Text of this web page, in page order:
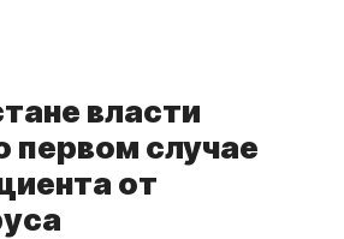
власти
первом случае
от